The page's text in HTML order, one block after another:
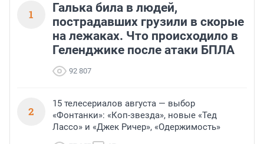
1
Галька била в людей,
пострадавших грузили в скорые
на лежаках. Что происходило в
Геленджике после атаки БПЛА
92 807
2
15 телесериалов августа — выбор
«Фонтанки»: «Коп-звезда», новые «Тед
Лассо» и «Джек Ричер», «Одержимость»